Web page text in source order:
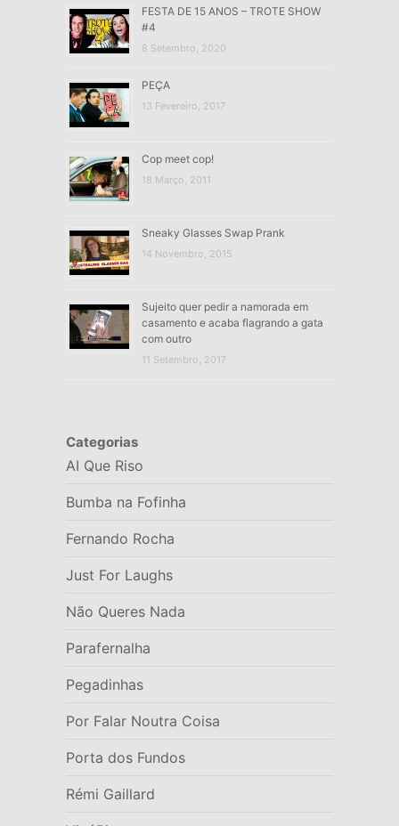
FESTA DE 15 ANOS – TROTE SHOW
#4
8 Setembro, 2020
PEÇA
13 Fevereiro, 2017
Cop meet cop!
18 Março, 2011
Sneaky Glasses Swap Prank
14 Novembro, 2015
Sujeito quer pedir a namorada em
casamento e acaba flagrando a gata
com outro
11 Setembro, 2017
Categorias
AI Que Riso
Bumba na Fofinha
Fernando Rocha
Just For Laughs
Não Queres Nada
Parafernalha
Pegadinhas
Por Falar Noutra Coisa
Porta dos Fundos
Rémi Gaillard